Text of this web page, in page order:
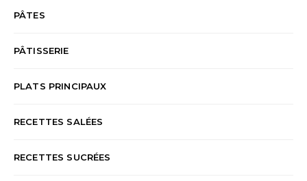
PÂTES
PÂTISSERIE
PLATS PRINCIPAUX
RECETTES SALÉES
RECETTES SUCRÉES